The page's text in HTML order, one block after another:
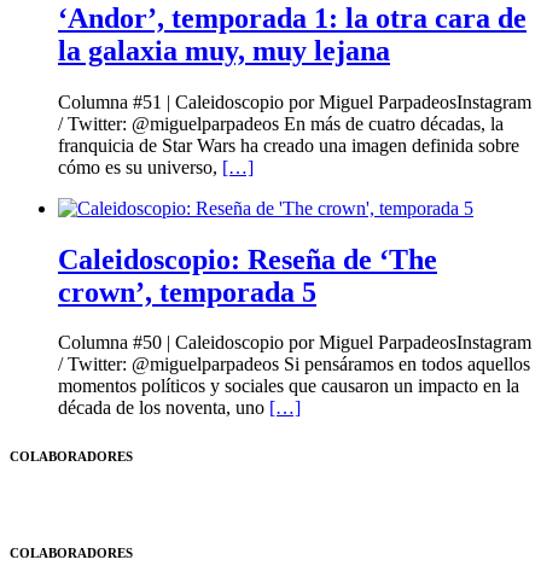
‘Andor’, temporada 1: la otra cara de
la galaxia muy, muy lejana
Columna #51 | Caleidoscopio por Miguel ParpadeosInstagram
/ Twitter: @miguelparpadeos En más de cuatro décadas, la
franquicia de Star Wars ha creado una imagen definida sobre
cómo es su universo, […]
Caleidoscopio: Reseña de ‘The
crown’, temporada 5
Columna #50 | Caleidoscopio por Miguel ParpadeosInstagram
/ Twitter: @miguelparpadeos Si pensáramos en todos aquellos
momentos políticos y sociales que causaron un impacto en la
década de los noventa, uno […]
COLABORADORES
COLABORADORES